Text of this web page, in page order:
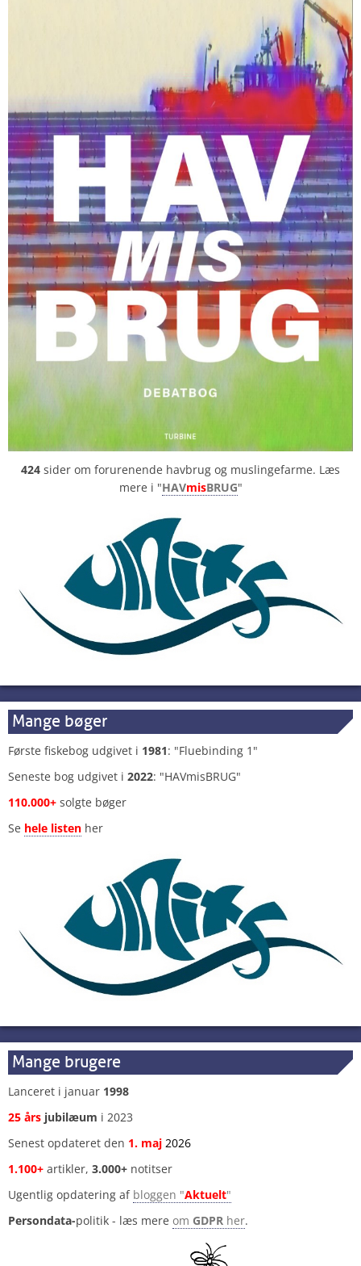
424 sider om forurenende havbrug og muslingefarme. Læs
mere i "HAVmisBRUG"
Mange bøger
Første fiskebog udgivet i 1981: "Fluebinding 1"
Seneste bog udgivet i 2022: "HAVmisBRUG"
110.000+ solgte bøger
Se hele listen her
Mange brugere
Lanceret i januar 1998
25 års jubilæum i 2023
Senest opdateret den 1. maj 2026
1.100+ artikler, 3.000+ notitser
Ugentlig opdatering af bloggen "Aktuelt"
Persondata-politik - læs mere om GDPR her.